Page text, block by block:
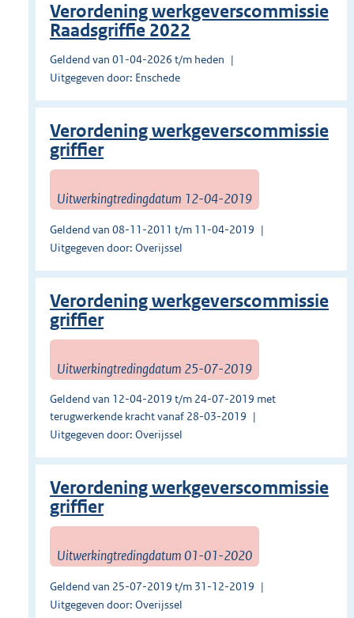
Verordening werkgeverscommissie
Raadsgriffie 2022
Geldend van 01-04-2026 t/m heden
Uitgegeven door: Enschede
Verordening werkgeverscommissie
griffier
Uitwerkingtredingdatum 12-04-2019
Geldend van 08-11-2011 t/m 11-04-2019
Uitgegeven door: Overijssel
Verordening werkgeverscommissie
griffier
Uitwerkingtredingdatum 25-07-2019
Geldend van 12-04-2019 t/m 24-07-2019 met
terugwerkende kracht vanaf 28-03-2019
Uitgegeven door: Overijssel
Verordening werkgeverscommissie
griffier
Uitwerkingtredingdatum 01-01-2020
Geldend van 25-07-2019 t/m 31-12-2019
Uitgegeven door: Overijssel